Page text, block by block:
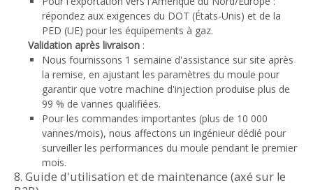
répondez aux exigences du DOT (États-Unis) et de la
PED (UE) pour les équipements à gaz.
Validation après livraison :
Nous fournissons 1 semaine d'assistance sur site après
la remise, en ajustant les paramètres du moule pour
garantir que votre machine d'injection produise plus de
99 % de vannes qualifiées.
Pour les commandes importantes (plus de 10 000
vannes/mois), nous affectons un ingénieur dédié pour
surveiller les performances du moule pendant le premier
mois.
8. Guide d'utilisation et de maintenance (axé sur le